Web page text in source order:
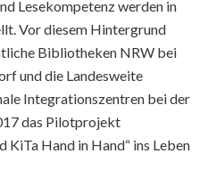
Lesekompetenz werden in
Vor diesem Hintergrund
Bibliotheken NRW bei
und die Landesweite
Integrationszentren bei der
das Pilotprojekt
KiTa Hand in Hand“ ins Leben